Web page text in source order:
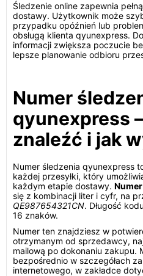
Śledzenie online zapewnia
dostawy. Użytkownik może
przypadku opóźnień lub
obsługą klienta qyunexpress.
informacji zwiększa poczucie
lepsze planowanie odbioru
Numer
qyunexpress
znaleźć i jak
Numer śledzenia qyunexpress
każdej przesyłki, który
każdym etapie dostawy.
się z kombinacji liter i cyfr, na
QE987654321CN. Długość
16 znaków.
Numer ten znajdziesz w
otrzymanym od sprzedawcy,
mailową po dokonaniu zakupu.
bezpośrednio w szczegółach
internetowego, w zakładce